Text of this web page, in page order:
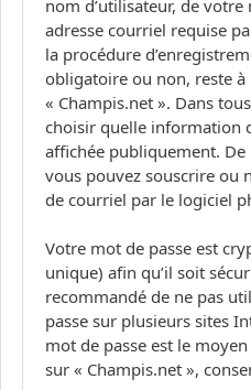
nom d’utilisateur, de
adresse courriel requise
la procédure
obligatoire ou non, reste à
« Champis.net ». Dans
choisir quelle information
affichée publiquement.
vous pouvez souscrire ou
de courriel par le logiciel
Votre mot de passe est
unique) afin qu’il soit
recommandé de ne pas
passe sur plusieurs sites
mot de passe est le
sur « Champis.net »,